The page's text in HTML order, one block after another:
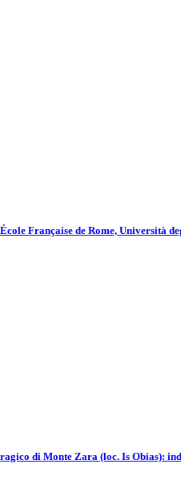
Française de Rome, Università
di Monte Zara (loc. Is Obias):